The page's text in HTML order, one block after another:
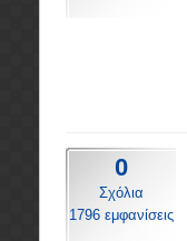
0
Σχόλια
1796 εμφανίσεις